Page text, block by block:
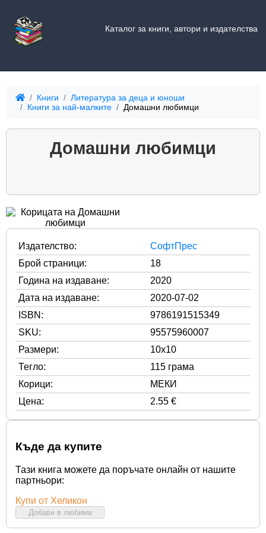
Каталог за книги, автори и издателства
Книги
Литература за деца и юноши
Книги за най-малките
Домашни любимци
Домашни любимци
Издателство:
СофтПрес
Брой страници:
18
Година на издаване:
2020
Дата на издаване:
2020-07-02
ISBN:
9786191515349
SKU:
95575960007
Размери:
10x10
Тегло:
115 грама
Корици:
МЕКИ
Цена:
2.55 €
Къде да купите
Тази книга можете да поръчате онлайн от нашите
партньори:
Купи от Хеликон
Добави в любими